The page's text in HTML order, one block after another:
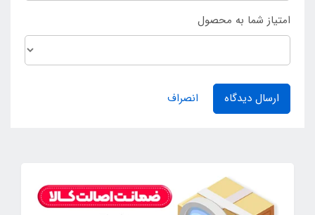
امتیاز شما به محصول
ارسال دیدگاه انصراف